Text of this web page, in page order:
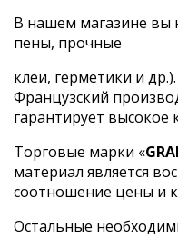
В нашем магазине вы
пены, прочные
клеи, герметики и др.).
Французский
гарантирует высокое
Торговые марки «
материал является
соотношение цены и
Остальные